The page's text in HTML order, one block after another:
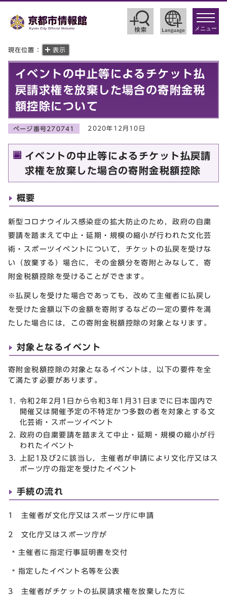
toggle
メニュー
現在位置： 表示
イベントの中止等によるチケット払
戻請求権を放棄した場合の寄附金税
額控除について
ページ番号270741 2020年12月10日
イベントの中止等によるチケット払戻請
求権を放棄した場合の寄附金税額控除
概要
新型コロナウイルス感染症の拡大防止のため，政府の自粛
要請を踏まえて中止・延期・規模の縮小が行われた文化芸
術・スポーツイベントについて，チケットの払戻を受けな
い（放棄する）場合に，その金額分を寄附とみなして，寄
附金税額控除を受けることができます。
※払戻しを受けた場合であっても，改めて主催者に払戻し
を受けた金額以下の金額を寄附するなどの一定の要件を満
たした場合には，この寄附金税額控除の対象となります。
対象となるイベント
寄附金税額控除の対象となるイベントは，以下の要件を全
て満たす必要があります。
令和2年2月1日から令和3年1月31日までに日本国内で
開催又は開催予定の不特定かつ多数の者を対象とする文
化芸術・スポーツイベント
政府の自粛要請を踏まえて中止・延期・規模の縮小が行
われたイベント
上記1及び2に該当し，主催者が申請により文化庁又はス
ポーツ庁の指定を受けたイベント
手続の流れ
1 主催者が文化庁又はスポーツ庁に申請
2 文化庁又はスポーツ庁が
主催者に指定行事証明書を交付
指定したイベント名等を公表
3 主催者がチケットの払戻請求権を放棄した方に